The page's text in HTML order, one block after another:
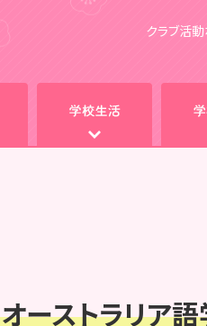
クラブ活
オーストラリ